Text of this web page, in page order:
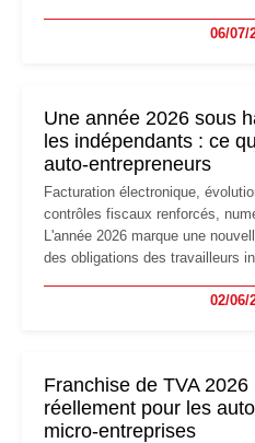
professionnels, recrutement,06/07/
Une année 2026 sous
les indépendants : ce
auto-entrepreneurs
Facturation électronique,
contrôles fiscaux renforcés,
L'année 2026 marque une
des obligations des travailleurs
les auto-entrepreneurs devront
02/06/
Franchise de TVA
réellement pour les
micro-entreprises